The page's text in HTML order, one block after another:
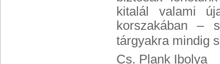
kitalál valami
korszakában –
tárgyakra mindig
Cs. Plank Ibolya